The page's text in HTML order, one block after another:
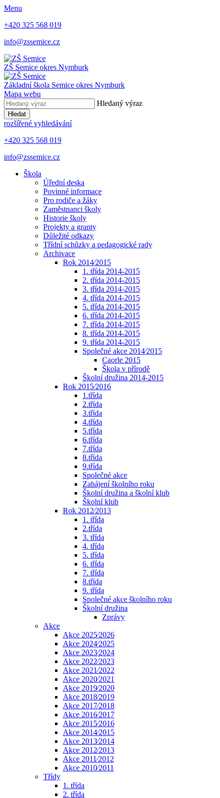
Menu
+420 325 568 019
info@zssemice.cz
ZŠ Semice okres Nymburk
Základní škola Semice okres Nymburk
Mapa webu
Hledaný výraz
Hledat
rozšířené vyhledávání
+420 325 568 019
info@zssemice.cz
Škola
Úřední deska
Povinné informace
Pro rodiče a žáky
Zaměstnanci školy
Historie školy
Projekty a granty
Důležité odkazy
Třídní schůzky a pedagogické rady
Archivace
Rok 2014⁄2015
1. třída 2014-2015
2. třída 2014-2015
3. třída 2014-2015
4. třída 2014-2015
5. třída 2014-2015
6. třída 2014-2015
7. třída 2014-2015
8. třída 2014-2015
9. třída 2014-2015
Společné akce 2014⁄2015
Caorle 2015
Škola v přírodě
Školní družina 2014-2015
Rok 2015⁄2016
1.třída
2.třída
3.třída
4.třída
5.třída
6.třída
7.třída
8.třída
9.třída
Společné akce
Zahájení školního roku
Školní družina a školní klub
Školní klub
Rok 2012⁄2013
1. třída
2.třída
3. třída
4. třída
5. třída
6. třída
7. třída
8.třída
9. třída
Společné akce školního roku
Školní družina
Zprávy
Akce
Akce 2025⁄2026
Akce 2024⁄2025
Akce 2023⁄2024
Akce 2022⁄2023
Akce 2021⁄2022
Akce 2020⁄2021
Akce 2019⁄2020
Akce 2018⁄2019
Akce 2017⁄2018
Akce 2016⁄2017
Akce 2015⁄2016
Akce 2014⁄2015
Akce 2013⁄2014
Akce 2012⁄2013
Akce 2011⁄2012
Akce 2010⁄2011
Třídy
1. třída
2. třída